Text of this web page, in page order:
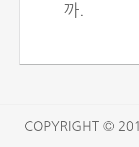
까.
COPYRIGHT ©